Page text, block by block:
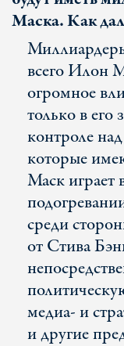
Маска. Как
всего Илон
огромное
только в его
контроле
которые
Маск играет
среди
от Стива
медиа- и
и другие